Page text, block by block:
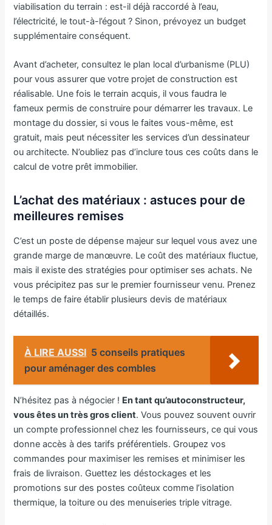
viabilisation du terrain : est-il déjà raccordé à l’eau,
l’électricité, le tout-à-l’égout ? Sinon, prévoyez un budget
supplémentaire conséquent.
Avant d’acheter, consultez le plan local d’urbanisme (PLU)
pour vous assurer que votre projet de construction est
réalisable. Une fois le terrain acquis, il vous faudra le
fameux permis de construire pour démarrer les travaux. Le
montage du dossier, si vous le faites vous-même, est
gratuit, mais peut nécessiter les services d’un dessinateur
ou architecte. N’oubliez pas d’inclure tous ces coûts dans le
calcul de votre prêt immobilier.
L’achat des matériaux : astuces pour de
meilleures remises
C’est un poste de dépense majeur sur lequel vous avez une
grande marge de manœuvre. Le coût des matériaux fluctue,
mais il existe des stratégies pour optimiser ses achats. Ne
vous précipitez pas sur le premier fournisseur venu. Prenez
le temps de faire établir plusieurs devis de matériaux
détaillés.
À LIRE AUSSI 5 conseils pratiques
pour aménager des combles
N’hésitez pas à négocier ! En tant qu’autoconstructeur,
vous êtes un très gros client. Vous pouvez souvent ouvrir
un compte professionnel chez les fournisseurs, ce qui vous
donne accès à des tarifs préférentiels. Groupez vos
commandes pour maximiser les remises et minimiser les
frais de livraison. Guettez les déstockages et les
promotions sur des postes coûteux comme l’isolation
thermique, la toiture ou des menuiseries triple vitrage.